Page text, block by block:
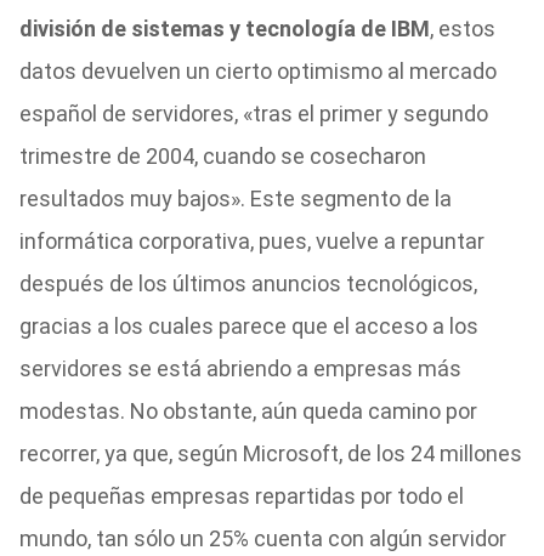
división de sistemas y tecnología de IBM, estos
datos devuelven un cierto optimismo al mercado
español de servidores, «tras el primer y segundo
trimestre de 2004, cuando se cosecharon
resultados muy bajos». Este segmento de la
informática corporativa, pues, vuelve a repuntar
después de los últimos anuncios tecnológicos,
gracias a los cuales parece que el acceso a los
servidores se está abriendo a empresas más
modestas. No obstante, aún queda camino por
recorrer, ya que, según Microsoft, de los 24 millones
de pequeñas empresas repartidas por todo el
mundo, tan sólo un 25% cuenta con algún servidor